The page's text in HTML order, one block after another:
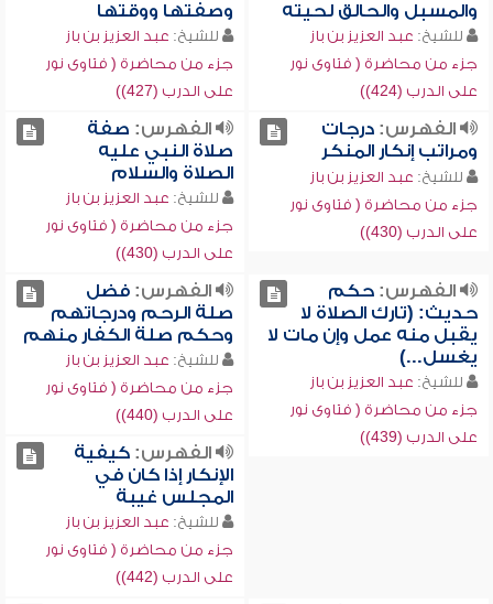
والمسبل والحالق لحيته
للشيخ: عبد العزيز بن باز
جزء من محاضرة ( فتاوى نور
على الدرب (424))
وصفتها ووقتها
للشيخ: عبد العزيز بن باز
جزء من محاضرة ( فتاوى نور
على الدرب (427))
الفهرس:درجات
ومراتب إنكار المنكر
للشيخ: عبد العزيز بن باز
جزء من محاضرة ( فتاوى نور
على الدرب (430))
الفهرس: صفة
صلاة النبي عليه
الصلاة والسلام
للشيخ: عبد العزيز بن باز
جزء من محاضرة ( فتاوى نور
على الدرب (430))
الفهرس:حكم
حديث: (تارك الصلاة لا
يقبل منه عمل وإن مات لا
يغسل...)
للشيخ: عبد العزيز بن باز
جزء من محاضرة ( فتاوى نور
على الدرب (439))
الفهرس:فضل
صلة الرحم ودرجاتهم
وحكم صلة الكفار منهم
للشيخ: عبد العزيز بن باز
جزء من محاضرة ( فتاوى نور
على الدرب (440))
الفهرس:كيفية
الإنكار إذا كان في
المجلس غيبة
للشيخ: عبد العزيز بن باز
جزء من محاضرة ( فتاوى نور
على الدرب (442))